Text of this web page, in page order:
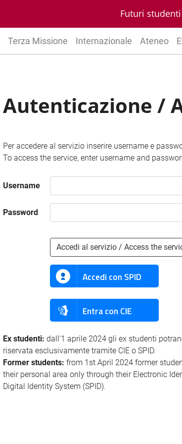
Futuri studenti
Terza Missione Internazionale Ateneo
Autenticazione /
Per accedere al servizio inserire username e
To access the service, enter username and
Username
Password
Accedi al servizio / Access the
Accedi con SPID
Entra con CIE
Ex studenti: dall'1 aprile 2024 gli ex studenti
riservata esclusivamente tramite CIE o SPID.
Former students: from 1st April 2024 former
their personal area only through their Electronic
Digital Identity System (SPID).